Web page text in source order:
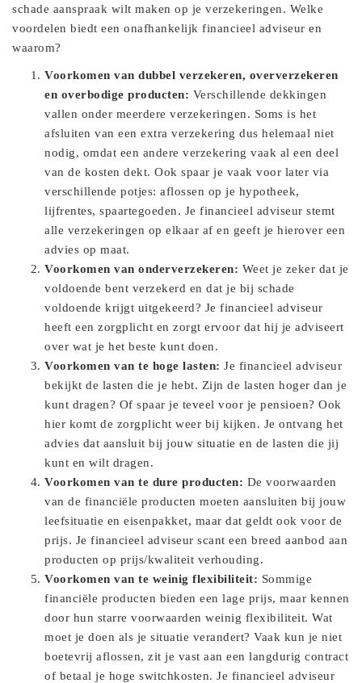
schade aanspraak wilt maken op je verzekeringen. Welke
voordelen biedt een onafhankelijk financieel adviseur en
waarom?
Voorkomen van dubbel verzekeren, oververzekeren
en overbodige producten: Verschillende dekkingen
vallen onder meerdere verzekeringen. Soms is het
afsluiten van een extra verzekering dus helemaal niet
nodig, omdat een andere verzekering vaak al een deel
van de kosten dekt. Ook spaar je vaak voor later via
verschillende potjes: aflossen op je hypotheek,
lijfrentes, spaartegoeden. Je financieel adviseur stemt
alle verzekeringen op elkaar af en geeft je hierover een
advies op maat.
Voorkomen van onderverzekeren: Weet je zeker dat je
voldoende bent verzekerd en dat je bij schade
voldoende krijgt uitgekeerd? Je financieel adviseur
heeft een zorgplicht en zorgt ervoor dat hij je adviseert
over wat je het beste kunt doen.
Voorkomen van te hoge lasten: Je financieel adviseur
bekijkt de lasten die je hebt. Zijn de lasten hoger dan je
kunt dragen? Of spaar je teveel voor je pensioen? Ook
hier komt de zorgplicht weer bij kijken. Je ontvang het
advies dat aansluit bij jouw situatie en de lasten die jij
kunt en wilt dragen.
Voorkomen van te dure producten: De voorwaarden
van de financiële producten moeten aansluiten bij jouw
leefsituatie en eisenpakket, maar dat geldt ook voor de
prijs. Je financieel adviseur scant een breed aanbod aan
producten op prijs/kwaliteit verhouding.
Voorkomen van te weinig flexibiliteit: Sommige
financiële producten bieden een lage prijs, maar kennen
door hun starre voorwaarden weinig flexibiliteit. Wat
moet je doen als je situatie verandert? Vaak kun je niet
boetevrij aflossen, zit je vast aan een langdurig contract
of betaal je hoge switchkosten. Je financieel adviseur